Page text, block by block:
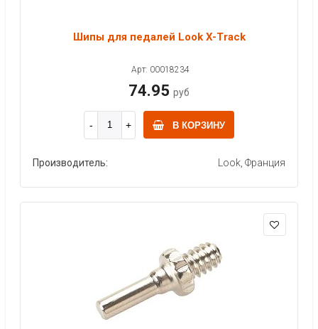
Шипы для педалей Look X-Track
Арт: 00018234
74.95 руб
В КОРЗИНУ
Производитель: Look, Франция